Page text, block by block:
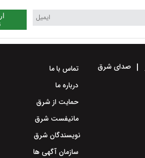
صدای شرق
تماس با ما
درباره ما
حمایت از شرق
مانیفست شرق
نویسندگان شرق
سازمان آگهی ها